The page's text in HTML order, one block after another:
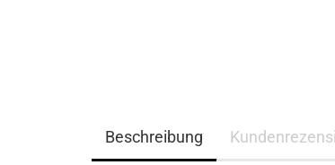
Beschreibung